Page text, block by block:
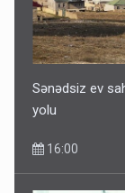
Sənədsiz ev
yolu
16:00